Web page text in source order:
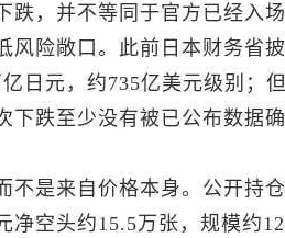
跌，并不等同于官方已经入
风险敞口。此前日本财务省
日元，约735亿美元级别；
下跌至少没有被已公布数据
不是来自价格本身。公开持
净空头约15.5万张，规模约